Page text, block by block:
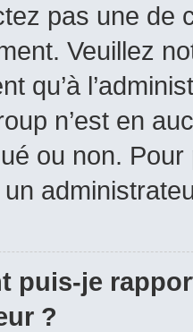
pas une de
Veuillez
qu’à
n’est en
ou non. Pour
puis-je
?